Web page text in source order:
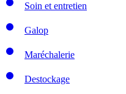
Soin et entretien
Galop
Maréchalerie
Destockage